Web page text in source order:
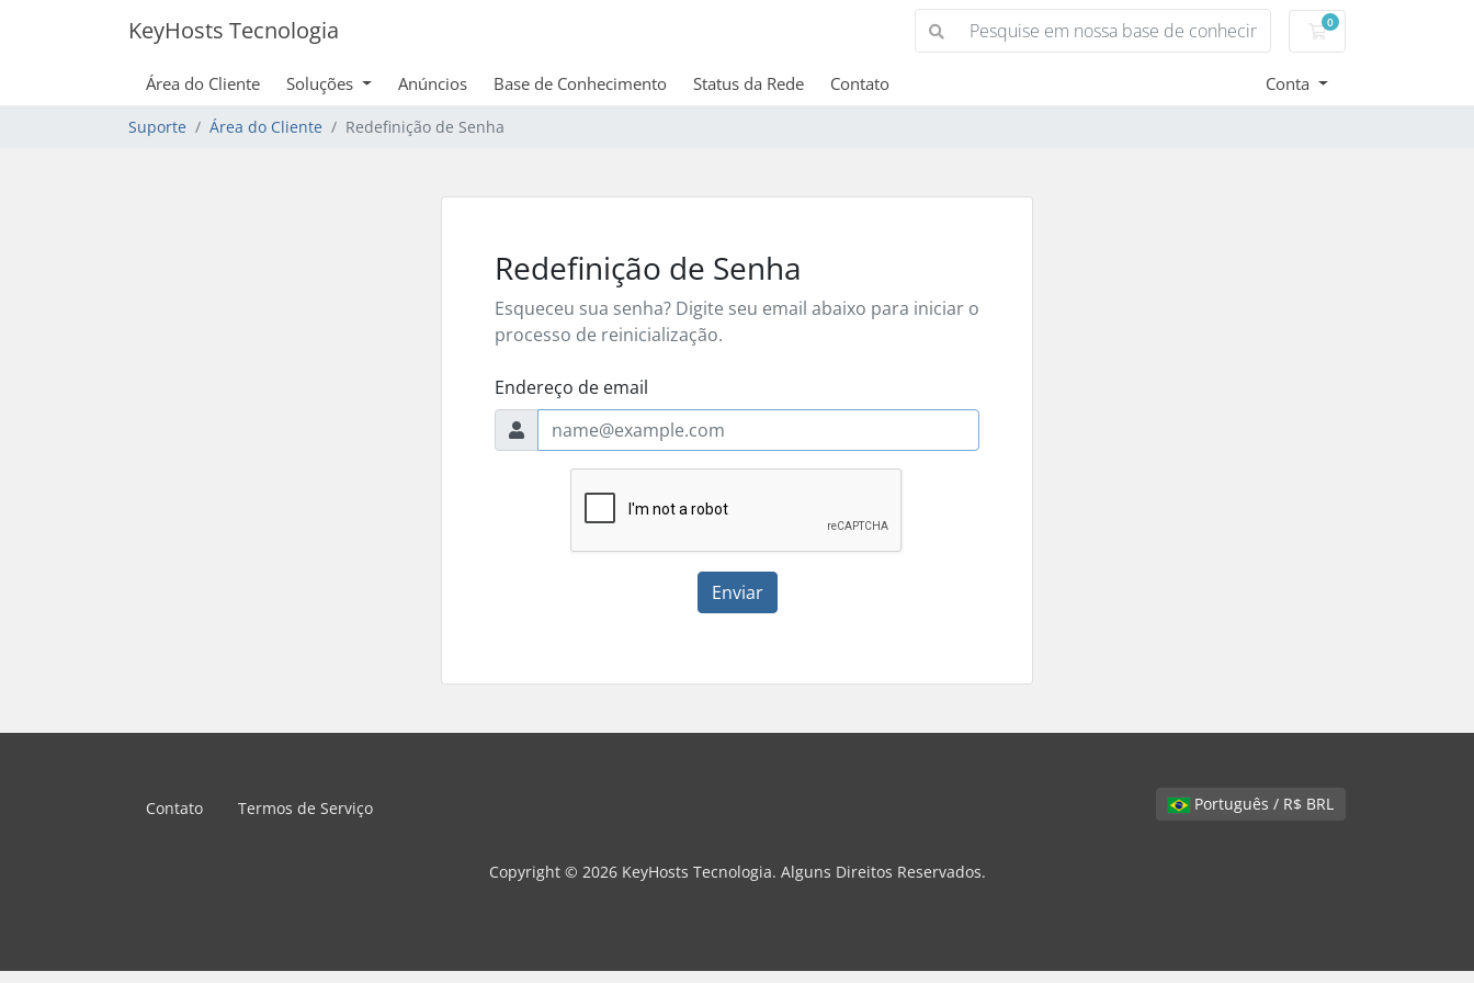
KeyHosts Tecnologia 0
Carrinho de
Área do Cliente Soluções Anúncios Base de Conhecimento Status da Rede Contato Conta
Suporte Área do Cliente Redefinição de Senha
Redefinição de Senha
Esqueceu sua senha? Digite seu email abaixo para iniciar o
processo de reinicialização.
Endereço de email
Enviar
Português / R$ BRL
Contato Termos de Serviço
Copyright © 2026 KeyHosts Tecnologia. Alguns Direitos Reservados.